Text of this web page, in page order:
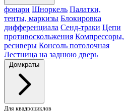
фонари Шноркель Палатки,
тенты, маркизы Блокировка
дифференциала Сенд-траки Цепи
противоскольжения Компрессоры,
ресиверы Консоль потолочная
Лестница на заднюю дверь
Домкраты
Для квадроциклов